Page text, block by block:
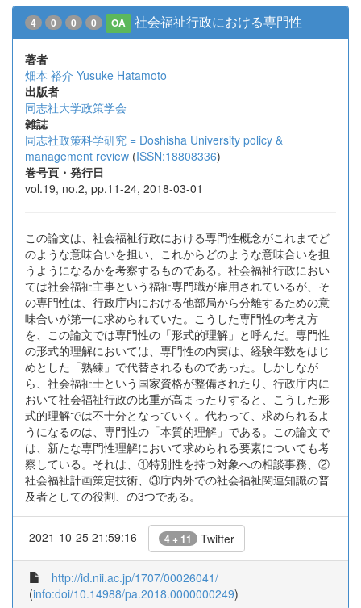
4 0 0 0 OA 社会福祉行政における専門性
著者
畑本 裕介 Yusuke Hatamoto
出版者
同志社大学政策学会
雑誌
同志社政策科学研究 = Doshisha University policy &
management review (ISSN:18808336)
巻号頁・発行日
vol.19, no.2, pp.11-24, 2018-03-01
この論文は、社会福祉行政における専門性概念がこれまでど
のような意味合いを担い、これからどのような意味合いを担
うようになるかを考察するものである。社会福祉行政におい
ては社会福祉主事という福祉専門職が雇用されているが、そ
の専門性は、行政庁内における他部局から分離するための意
味合いが第一に求められていた。こうした専門性の考え方
を、この論文では専門性の「形式的理解」と呼んだ。専門性
の形式的理解においては、専門性の内実は、経験年数をはじ
めとした「熟練」で代替されるものであった。しかしなが
ら、社会福祉士という国家資格が整備されたり、行政庁内に
おいて社会福祉行政の比重が高まったりすると、こうした形
式的理解では不十分となっていく。代わって、求められるよ
うになるのは、専門性の「本質的理解」である。この論文で
は、新たな専門性理解において求められる要素についても考
察している。それは、①特別性を持つ対象への相談事務、②
社会福祉計画策定技術、③庁内外での社会福祉関連知識の普
及者としての役割、の3つである。
2021-10-25 21:59:16 4 + 11 Twitter
http://id.nii.ac.jp/1707/00026041/
(info:doi/10.14988/pa.2018.0000000249)